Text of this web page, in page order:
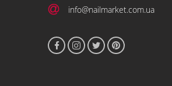
info@nailmarket.com.ua